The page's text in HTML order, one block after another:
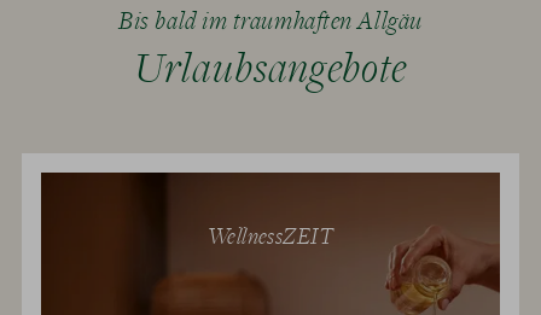
Bis bald im traumhaften Allgäu
Urlaubsangebote
WellnessZEIT